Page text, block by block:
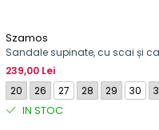
Szamos
Sandale supinate, cu scai și
fete, model cu fluture
239,00 Lei
20
26 27 28 29 30
IN STOC